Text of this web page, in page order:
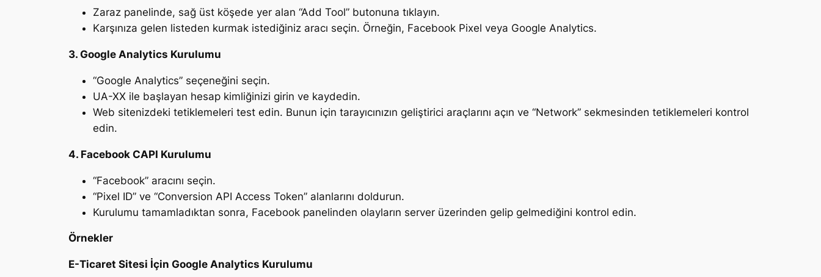
Zaraz panelinde, sağ üst köşede yer alan “Add Tool” butonuna tıklayın.
Karşınıza gelen listeden kurmak istediğiniz aracı seçin. Örneğin, Facebook Pixel veya Google Analytics.
3. Google Analytics Kurulumu
“Google Analytics” seçeneğini seçin.
UA-XX ile başlayan hesap kimliğinizi girin ve kaydedin.
Web sitenizdeki tetiklemeleri test edin. Bunun için tarayıcınızın geliştirici araçlarını açın ve “Network” sekmesinden tetiklemeleri kontrol
edin.
4. Facebook CAPI Kurulumu
“Facebook” aracını seçin.
“Pixel ID” ve “Conversion API Access Token” alanlarını doldurun.
Kurulumu tamamladıktan sonra, Facebook panelinden olayların server üzerinden gelip gelmediğini kontrol edin.
Örnekler
E-Ticaret Sitesi İçin Google Analytics Kurulumu